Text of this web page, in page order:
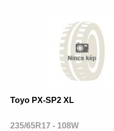
Toyo PX-SP2 XL
235/65R17 - 108W